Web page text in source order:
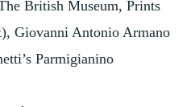
British Museum, Prints
Giovanni Antonio Armano
Parmigianino